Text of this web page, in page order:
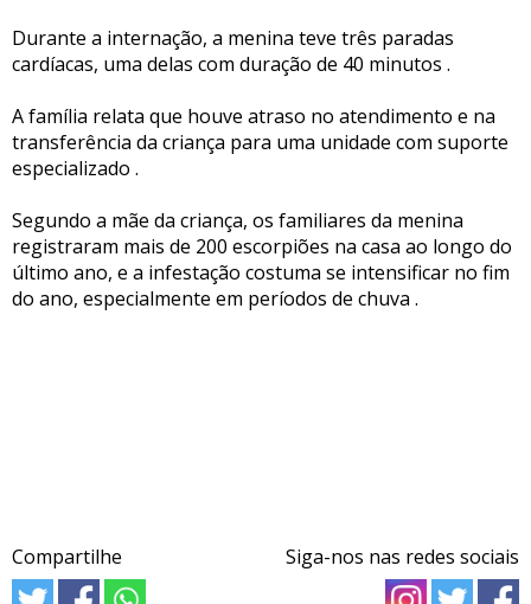
Durante a internação, a menina teve três paradas
cardíacas, uma delas com duração de 40 minutos .
A família relata que houve atraso no atendimento e na
transferência da criança para uma unidade com suporte
especializado .
Segundo a mãe da criança, os familiares da menina
registraram mais de 200 escorpiões na casa ao longo do
último ano, e a infestação costuma se intensificar no fim
do ano, especialmente em períodos de chuva .
Compartilhe Siga-nos nas redes sociais